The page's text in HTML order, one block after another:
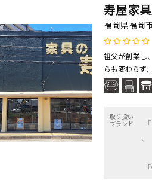
寿屋家
福岡県福岡
祖父が創業し
らも変わらず
取り扱い
ブランド